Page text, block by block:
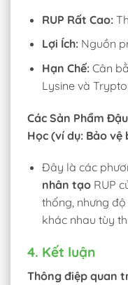
RUP Rất Cao:
Lợi Ích:Nguồn
Hạn Chế:Cân
Lysine và
Các Sản Phẩm
Học (ví dụ: Bảo
Đây là các
nhân tạoRUP
thống, nhưng
khác nhau tùy
4. Kết luận
Thông điệp quan